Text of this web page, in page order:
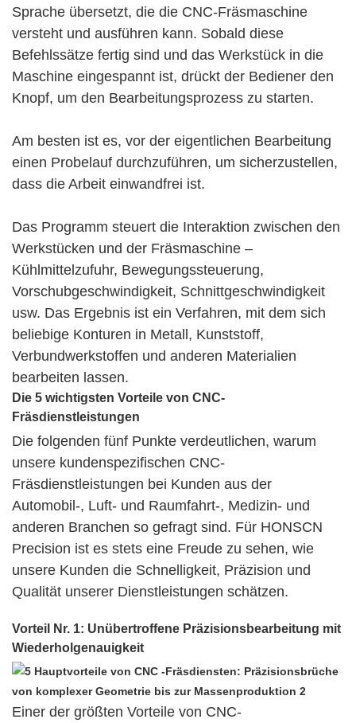
Sprache übersetzt, die die CNC-Fräsmaschine
versteht und ausführen kann. Sobald diese
Befehlssätze fertig sind und das Werkstück in die
Maschine eingespannt ist, drückt der Bediener den
Knopf, um den Bearbeitungsprozess zu starten.
Am besten ist es, vor der eigentlichen Bearbeitung
einen Probelauf durchzuführen, um sicherzustellen,
dass die Arbeit einwandfrei ist.
Das Programm steuert die Interaktion zwischen den
Werkstücken und der Fräsmaschine –
Kühlmittelzufuhr, Bewegungssteuerung,
Vorschubgeschwindigkeit, Schnittgeschwindigkeit
usw. Das Ergebnis ist ein Verfahren, mit dem sich
beliebige Konturen in Metall, Kunststoff,
Verbundwerkstoffen und anderen Materialien
bearbeiten lassen.
Die 5 wichtigsten Vorteile von CNC-
Fräsdienstleistungen
Die folgenden fünf Punkte verdeutlichen, warum
unsere kundenspezifischen CNC-
Fräsdienstleistungen bei Kunden aus der
Automobil-, Luft- und Raumfahrt-, Medizin- und
anderen Branchen so gefragt sind. Für HONSCN
Precision ist es stets eine Freude zu sehen, wie
unsere Kunden die Schnelligkeit, Präzision und
Qualität unserer Dienstleistungen schätzen.
Vorteil Nr. 1: Unübertroffene Präzisionsbearbeitung mit
Wiederholgenauigkeit
Einer der größten Vorteile von CNC-